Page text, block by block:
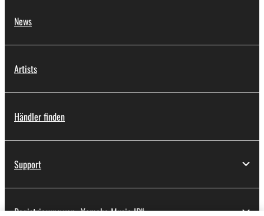
News
Artists
Händler finden
Support
Registrierung von „Yamaha Music ID“